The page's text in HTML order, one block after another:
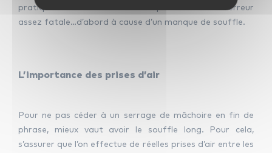
pratique nous sommes beaucoup à faire cette erreur
assez fatale…d’abord à cause d’un manque de souffle.
L’importance des prises d’air
Pour ne pas céder à un serrage de mâchoire en fin de
phrase, mieux vaut avoir le souffle long. Pour cela,
s’assurer que l’on effectue de réelles prises d’air entre les